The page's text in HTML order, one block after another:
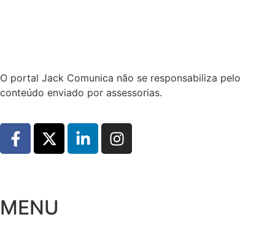
O portal Jack Comunica não se responsabiliza pelo
conteúdo enviado por assessorias.
MENU